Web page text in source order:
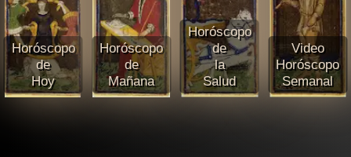
Horóscopo
de
Hoy
Horóscopo
de
Mañana
Horóscopo
de
la
Salud
Video
Horóscopo
Semanal